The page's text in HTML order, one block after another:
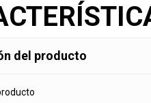
del producto